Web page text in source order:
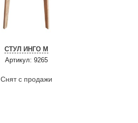
СТУЛ ИНГО М
Артикул: 9265
Снят с продажи